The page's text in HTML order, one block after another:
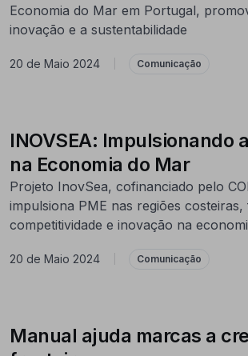
Economia do Mar em Portugal,
inovação e a sustentabilidade
20 de Maio 2024 Comunicação
INOVSEA: Impulsionando
na Economia do Mar
Projeto InovSea, cofinanciado pelo
impulsiona PME nas regiões
competitividade e inovação na
20 de Maio 2024 Comunicação
Manual ajuda marcas a